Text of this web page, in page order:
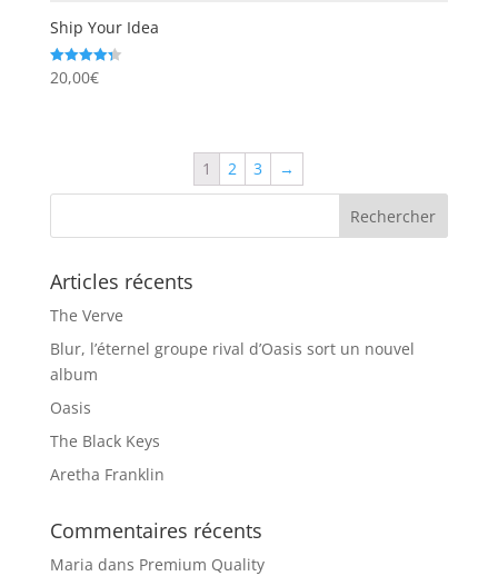
Ship Your Idea
Note
4.33
20,00€
1 2 3 →
Articles récents
The Verve
Blur, l’éternel groupe rival d’Oasis sort un nouvel
album
Oasis
The Black Keys
Aretha Franklin
Commentaires récents
Maria dans Premium Quality